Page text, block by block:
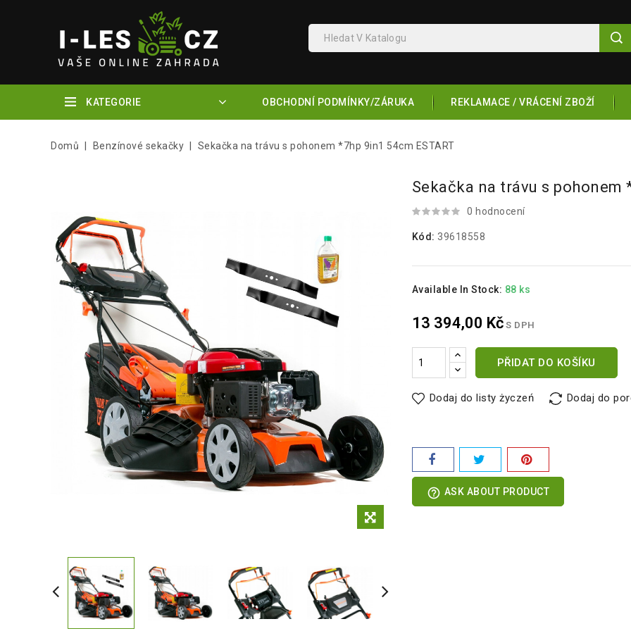
KATEGORIE OBCHODNÍ PODMÍNKY/ZÁRUKA REKLAMACE / VRÁCENÍ ZBOŽÍ
Domů Benzínové sekačky Sekačka na trávu s pohonem *7hp 9in1 54cm ESTART
Sekačka na trávu s pohonem
0 hodnocení
Kód: 39618558
Available In Stock: 88 ks
13 394,00 Kč S DPH
PŘIDAT DO KOŠÍKU
Dodaj do listy życzeń Dodaj do
help_outline ASK ABOUT PRODUCT